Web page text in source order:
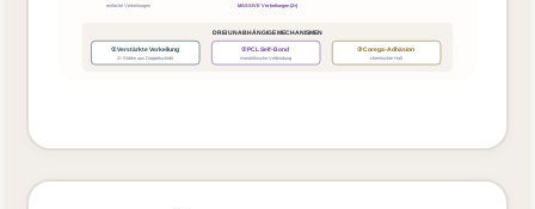
einfache Verkeilungen MASSIVE Verkeilungen (2×)
DREI UNABHÄNGIGE MECHANISMEN
① Verstärkte Verkeilung
2× Stärke aus Doppelschicht
② PCL Self-Bond
monolithische Verbindung
③ Corega-Adhäsion
chemischer Halt